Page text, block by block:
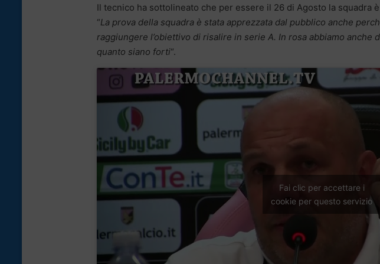
Il tecnico ha sottolineato che per essere il 26 di Agosto la squadra
“La prova della squadra è stata apprezzata dal pubblico anche
raggiungere l’obiettivo di risalire in serie A. In rosa abbiamo anche
quanto siano forti“.
Fai clic per accettare i
cookie per questo servizio